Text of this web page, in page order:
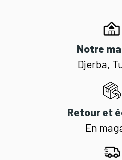
Notre
Djerba,
Retour et
En